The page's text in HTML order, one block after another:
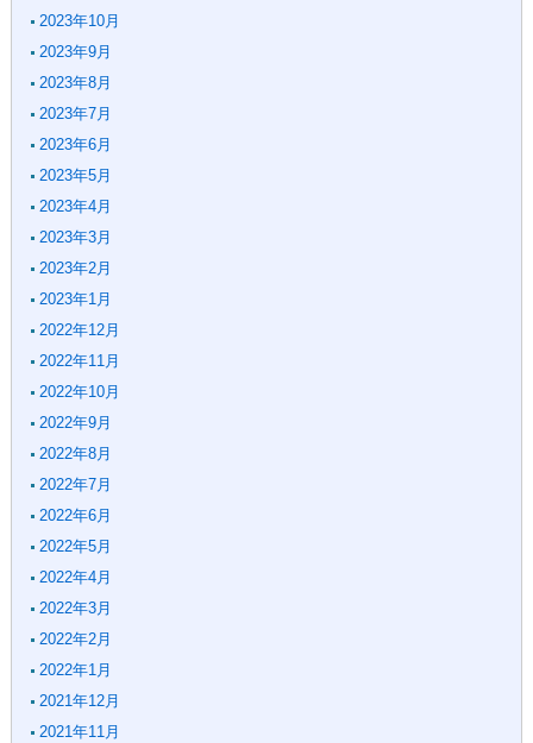
2023年10月
2023年9月
2023年8月
2023年7月
2023年6月
2023年5月
2023年4月
2023年3月
2023年2月
2023年1月
2022年12月
2022年11月
2022年10月
2022年9月
2022年8月
2022年7月
2022年6月
2022年5月
2022年4月
2022年3月
2022年2月
2022年1月
2021年12月
2021年11月